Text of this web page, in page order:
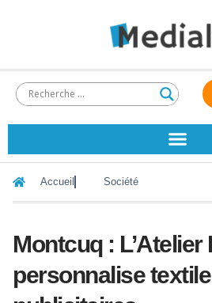
Accueil Société
Montcuq : L’Atelier
personnalise